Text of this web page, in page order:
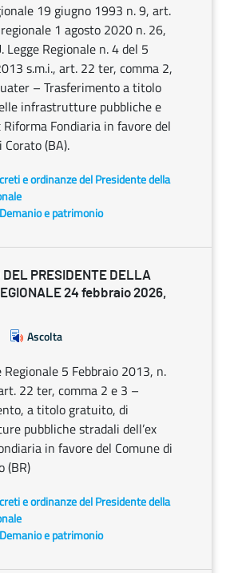
19 giugno 1993 n. 9, art.
1 agosto 2020 n. 26,
Legge Regionale n. 4 del 5
s.m.i., art. 22 ter, comma 2,
– Trasferimento a titolo
infrastrutture pubbliche e
Fondiaria in favore del
Corato (BA).
e ordinanze del Presidente della
Demanio e patrimonio
DEL PRESIDENTE DELLA
24 febbraio 2026,
Ascolta
Regionale 5 Febbraio 2013, n.
22 ter, comma 2 e 3 –
a titolo gratuito, di
pubbliche stradali dell’ex
in favore del Comune di
(BR)
e ordinanze del Presidente della
Demanio e patrimonio